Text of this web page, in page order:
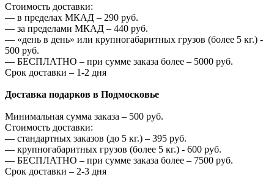
Стоимость доставки:
— в пределах МКАД – 290 руб.
— за пределами МКАД – 440 руб.
— «день в день» или крупногабаритных грузов (более 5 кг.) -
500 руб.
— БЕСПЛАТНО – при сумме заказа более – 5000 руб.
Срок доставки – 1-2 дня
Доставка подарков в Подмосковье
Минимальная сумма заказа – 500 руб.
Стоимость доставки:
— стандартных заказов (до 5 кг.) – 395 руб.
— крупногабаритных грузов (более 5 кг.) - 600 руб.
— БЕСПЛАТНО – при сумме заказа более – 7500 руб.
Срок доставки – 2-3 дня